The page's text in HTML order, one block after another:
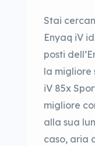
Stai
Enyaq iV
posti
la migliore
iV 85x
migliore
alla sua
caso, aria